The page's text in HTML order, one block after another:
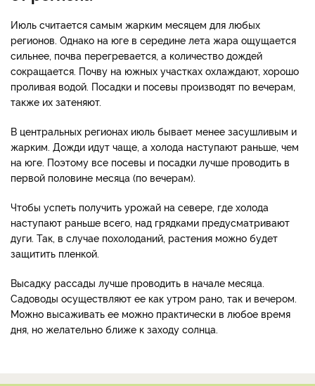
Июль считается самым жарким месяцем для любых
регионов. Однако на юге в середине лета жара ощущается
сильнее, почва перегревается, а количество дождей
сокращается. Почву на южных участках охлаждают, хорошо
проливая водой. Посадки и посевы производят по вечерам,
также их затеняют.
В центральных регионах июль бывает менее засушливым и
жарким. Дожди идут чаще, а холода наступают раньше, чем
на юге. Поэтому все посевы и посадки лучше проводить в
первой половине месяца (по вечерам).
Чтобы успеть получить урожай на севере, где холода
наступают раньше всего, над грядками предусматривают
дуги. Так, в случае похолоданий, растения можно будет
защитить пленкой.
Высадку рассады лучше проводить в начале месяца.
Садоводы осуществляют ее как утром рано, так и вечером.
Можно высаживать ее можно практически в любое время
дня, но желательно ближе к заходу солнца.